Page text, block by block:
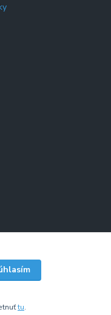
práva vyhradené.
tu.